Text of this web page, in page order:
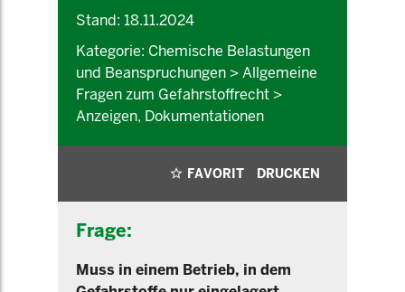
Stand: 18.11.2024
Kategorie: Chemische Belastungen
und Beanspruchungen > Allgemeine
Fragen zum Gefahrstoffrecht >
Anzeigen, Dokumentationen
FAVORIT DRUCKEN
Frage:
Muss in einem Betrieb, in dem